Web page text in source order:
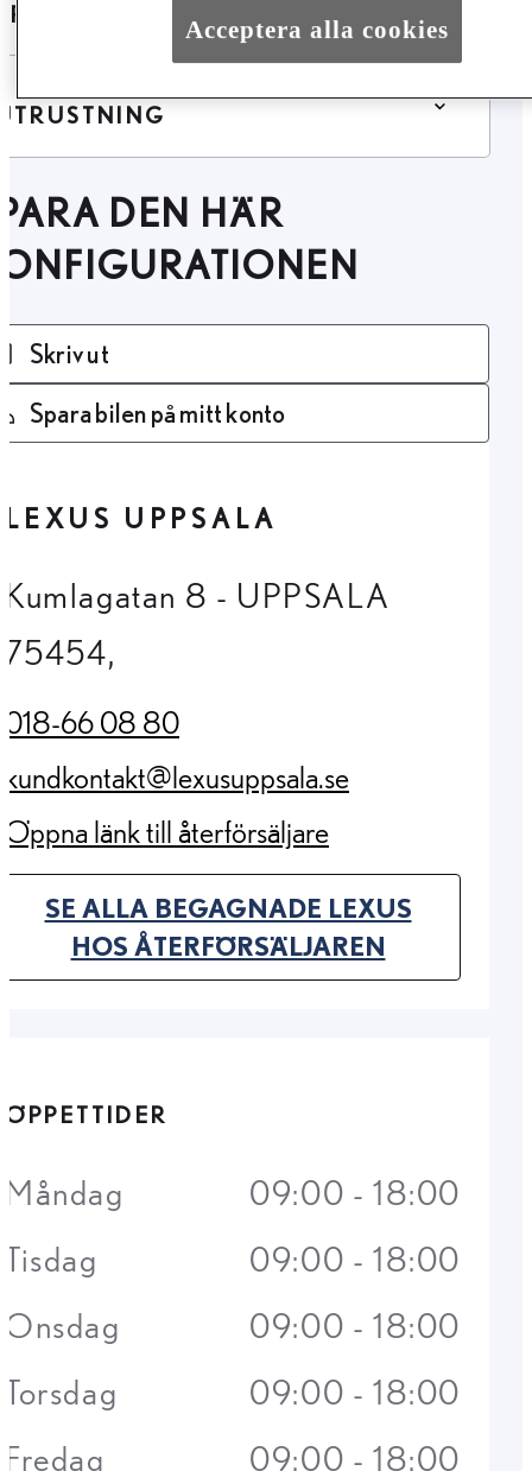
DEN HÄR
Skriv ut
Spara bilen på mitt konto
LEXUS UPPSALA
Kumlagatan 8 - UPPSALA
75454,
018-66 08 80
(Opens in new tab)
kundkontakt@lexusuppsala.se
(Opens in new tab)
Öppna länk till återförsäljare
(Opens in new tab)
SE ALLA BEGAGNADE LEXUS
HOS ÅTERFÖRSÄLJAREN
(OPENS IN NEW TAB)
ÖPPETTIDER
Måndag
09:00 - 18:00
Tisdag
09:00 - 18:00
Onsdag
09:00 - 18:00
Torsdag
09:00 - 18:00
Fredag
09:00 - 18:00
Acceptera alla cookies